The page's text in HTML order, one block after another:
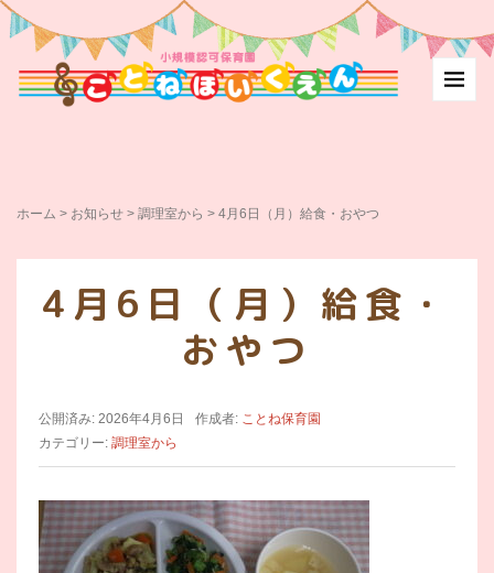
ホーム > お知らせ > 調理室から > 4月6日（月）給食・おやつ
4月6日（月）給食・
おやつ
公開済み: 2026年4月6日 作成者: ことね保育園
カテゴリー: 調理室から